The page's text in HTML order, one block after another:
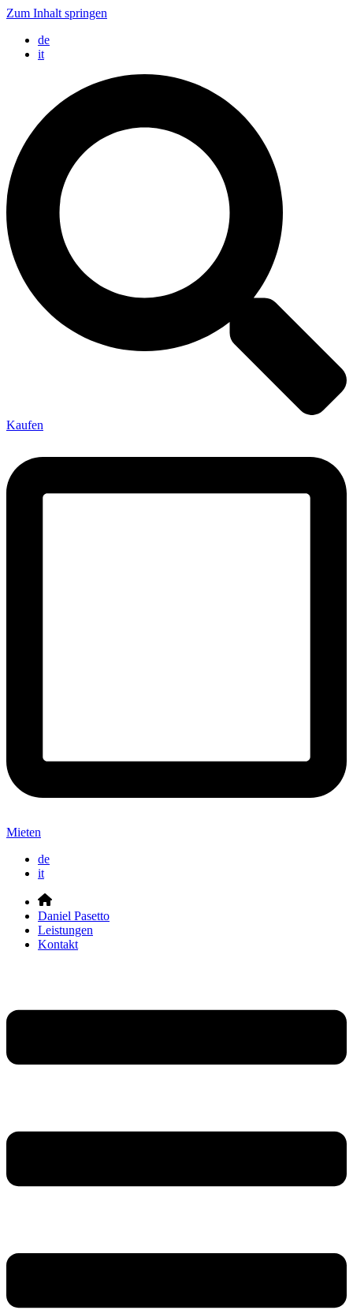
Zum Inhalt springen
de
it
Kaufen
Mieten
de
it
Daniel Pasetto
Leistungen
Kontakt